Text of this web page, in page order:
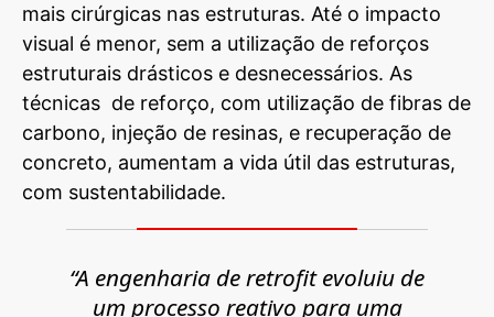
mais cirúrgicas nas estruturas. Até o impacto
visual é menor, sem a utilização de reforços
estruturais drásticos e desnecessários. As
técnicas de reforço, com utilização de fibras de
carbono, injeção de resinas, e recuperação de
concreto, aumentam a vida útil das estruturas,
com sustentabilidade.
“A engenharia deretrofitevoluiu de
um processo reativo para uma